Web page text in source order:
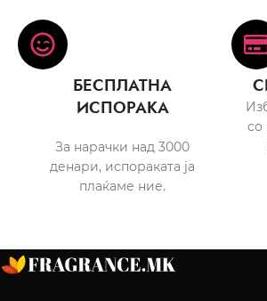
БЕСПЛАТНА
ИСПОРАКА
За нарачки над 3000
денари, испораката ја
плаќаме ние.
со